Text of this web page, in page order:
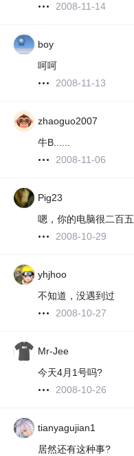
2008-11-14
boy
呵呵
2008-11-13
zhaoguo2007
牛B......
2008-11-06
Pig23
嗯，你的电脑很二百五
2008-10-29
yhjhoo
不知道，没遇到过
2008-10-27
Mr-Jee
今天4月1号吗?
2008-10-26
tianyagujian1
居然还有这种事?